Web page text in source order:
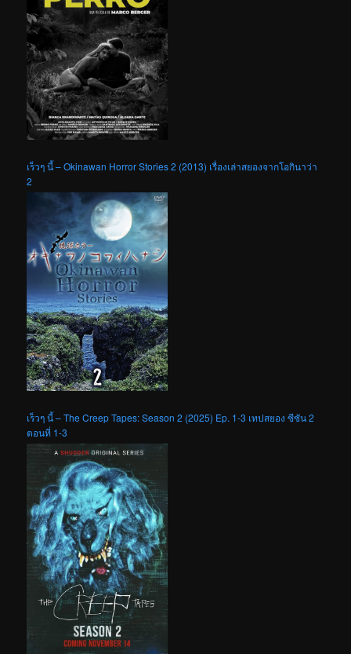
เร็วๆ นี้ – Okinawan Horror Stories 2 (2013) เรื่องเล่าสยองจากโอกินาว่า
2
เร็วๆ นี้ – The Creep Tapes: Season 2 (2025) Ep. 1-3 เทปสยอง ซีซัน 2
ตอนที่ 1-3